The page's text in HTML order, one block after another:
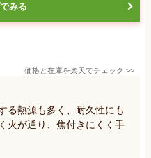
みる
価格と在庫を楽天でチェック >>
る熱源も多く、耐久性にも
火が通り、焦付きにくく手